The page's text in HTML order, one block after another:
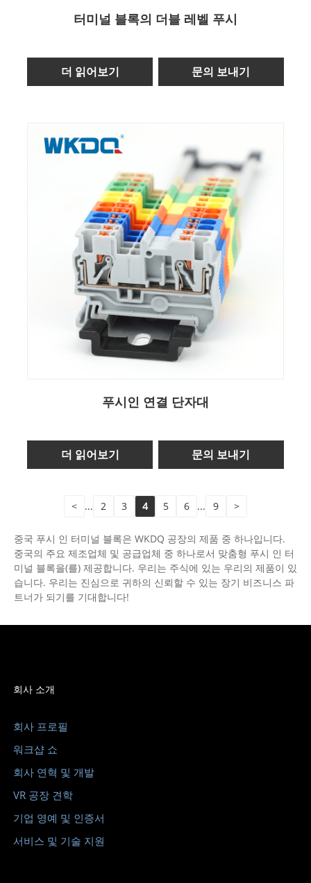
터미널 블록의 더블 레벨 푸시
더 읽어보기 문의 보내기
푸시인 연결 단자대
더 읽어보기 문의 보내기
< ... 2 3 4 5 6 ... 9 >
중국 푸시 인 터미널 블록은 WKDQ 공장의 제품 중 하나입니다.
중국의 주요 제조업체 및 공급업체 중 하나로서 맞춤형 푸시 인 터
미널 블록을(를) 제공합니다. 우리는 주식에 있는 우리의 제품이 있
습니다. 우리는 진심으로 귀하의 신뢰할 수 있는 장기 비즈니스 파
트너가 되기를 기대합니다!
회사 소개
회사 프로필
워크샵 쇼
회사 연혁 및 개발
VR 공장 견학
기업 영예 및 인증서
서비스 및 기술 지원